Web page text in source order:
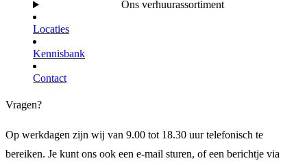
Ons verhuurassortiment
Locaties
Kennisbank
Contact
Vragen?
Op werkdagen zijn wij van 9.00 tot 18.30 uur telefonisch te
bereiken. Je kunt ons ook een e-mail sturen, of een berichtje via